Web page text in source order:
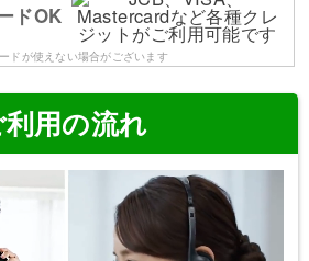
ドOK
ドが使えない場合がございます
利用の流れ